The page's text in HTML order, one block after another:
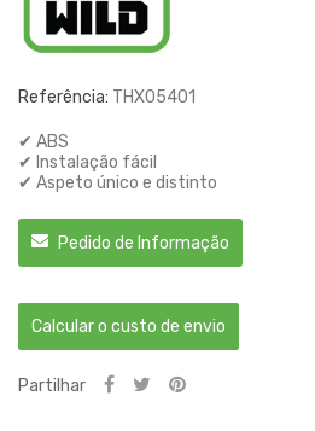
Referência: THX05401
✔ ABS
✔ Instalação fácil
✔ Aspeto único e distinto
Pedido de Informação
Calcular o custo de envio
Partilhar